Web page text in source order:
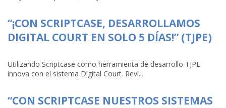
“¡CON SCRIPTCASE, DESARROLLAMOS
DIGITAL COURT EN SOLO 5 DÍAS!” (TJPE)
Utilizando Scriptcase como herramienta de desarrollo TJPE
innova con el sistema Digital Court. Revi...
“CON SCRIPTCASE NUESTROS SISTEMAS